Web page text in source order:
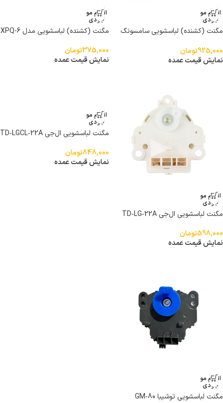
اتمام مو
جودی
مگنت (کشنده) لباسشویی سامسونگ
925,000تومان
نمایش قیمت عمده
اتمام مو
جودی
مگنت (کشنده) لباسشویی مدل XPQ-6
375,000تومان
نمایش قیمت عمده
اتمام مو
جودی
مگنت لباسشویی ال‌جی TD‑LG‑22A
598,000تومان
نمایش قیمت عمده
اتمام مو
جودی
مگنت لباسشویی ال‌جی TD‑LGCL‑22A
848,000تومان
نمایش قیمت عمده
اتمام مو
جودی
مگنت لباسشویی توشیبا GM‑80